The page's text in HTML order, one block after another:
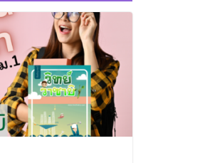
ทำความดีที่วัดถ้ำพระ
ธรรมมาสน์
1 สิงหาคม 2026